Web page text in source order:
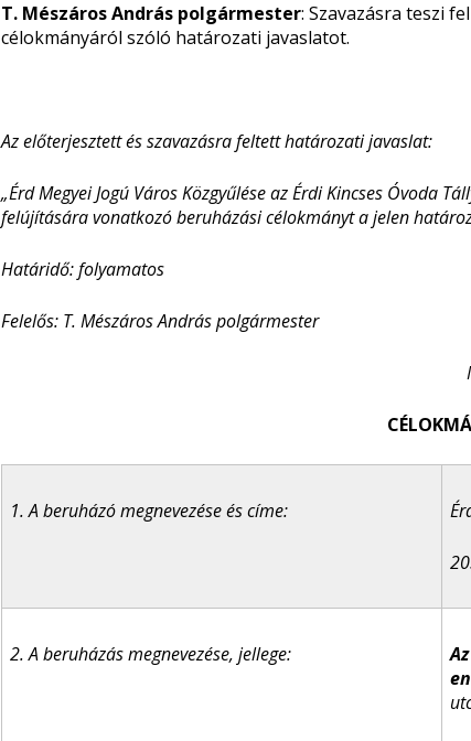
T. Mészáros András polgármester: Szavazásra teszi
célokmányáról szóló határozati javaslatot.
Az előterjesztett és szavazásra feltett határozati javaslat:
„Érd Megyei Jogú Város Közgyűlése az Érdi Kincses Óvoda
felújítására vonatkozó beruházási célokmányt a jelen
Határidő: folyamatos
Felelős: T. Mészáros András polgármester
1.A beruházó megnevezése és címe:
2. A beruházás megnevezése, jellege: